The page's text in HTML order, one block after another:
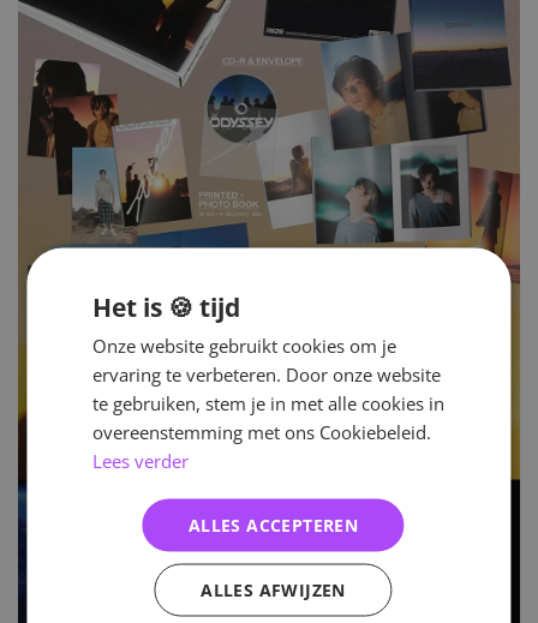
Het is 🍪 tijd
Onze website gebruikt cookies om je
ervaring te verbeteren. Door onze website
te gebruiken, stem je in met alle cookies in
overeenstemming met ons Cookiebeleid.
Lees verder
ALLES ACCEPTEREN
ALLES AFWIJZEN